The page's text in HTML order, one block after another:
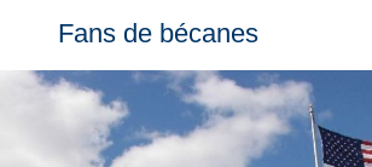
Fans de bécanes